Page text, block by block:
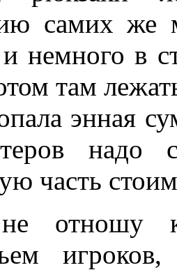
самих же
немного в
там
энная
надо
часть
отношу